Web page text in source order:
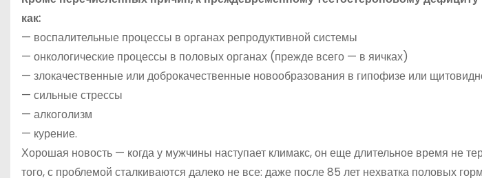
как:
— воспалительные процессы в органах репродуктивной системы
— онкологические процессы в половых органах (прежде всего — в яичках)
— злокачественные или доброкачественные новообразования в гипофизе или
— сильные стрессы
— алкоголизм
— курение.
Хорошая новость — когда у мужчины наступает климакс, он еще длительное время не
того, с проблемой сталкиваются далеко не все: даже после 85 лет нехватка половых